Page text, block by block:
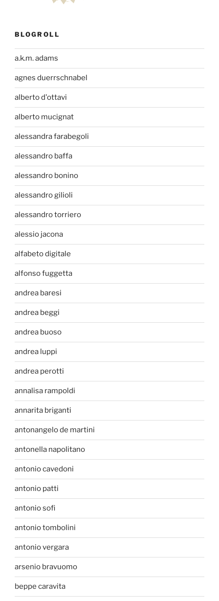
BLOGROLL
a.k.m. adams
agnes duerrschnabel
alberto d'ottavi
alberto mucignat
alessandra farabegoli
alessandro baffa
alessandro bonino
alessandro gilioli
alessandro torriero
alessio jacona
alfabeto digitale
alfonso fuggetta
andrea baresi
andrea beggi
andrea buoso
andrea luppi
andrea perotti
annalisa rampoldi
annarita briganti
antonangelo de martini
antonella napolitano
antonio cavedoni
antonio patti
antonio sofi
antonio tombolini
antonio vergara
arsenio bravuomo
beppe caravita